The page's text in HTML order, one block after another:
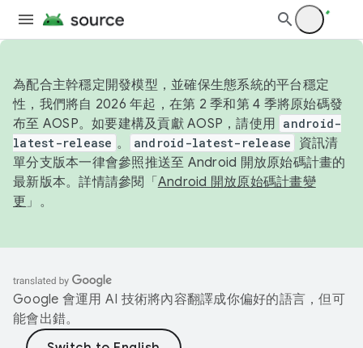
為配合主幹穩定開發模型，並確保生態系統的平台穩定
性，我們將自 2026 年起，在第 2 季和第 4 季將原始碼發
布至 AOSP。如要建構及貢獻 AOSP，請使用 android-
latest-release 。 android-latest-release
資訊清
單分支版本一律會參照推送至 Android 開放原始碼計畫的
最新版本。詳情請參閱「 Android 開放原始碼計畫變
更 」。
Google 會運用 AI 技術將內容翻譯成你偏好的語言，但可
能會出錯。